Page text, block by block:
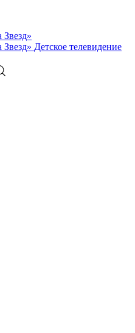
Детское телевидение